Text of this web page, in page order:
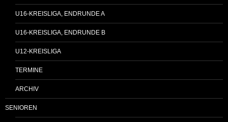
U16-KREISLIGA, ENDRUNDE A
U16-KREISLIGA, ENDRUNDE B
U12-KREISLIGA
TERMINE
ARCHIV
SENIOREN